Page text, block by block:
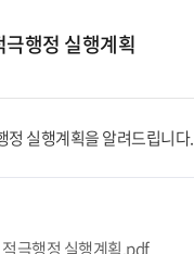
행정 실행계획
정 실행계획을 알려드립니다.
극행정 실행계획.pdf